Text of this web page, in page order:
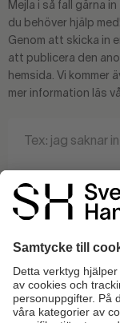
Mejla i så fall gärna
du behöver hjälp med!
Genom att skicka in
att publicera den
hemsida. Vi kommer
mer information läs